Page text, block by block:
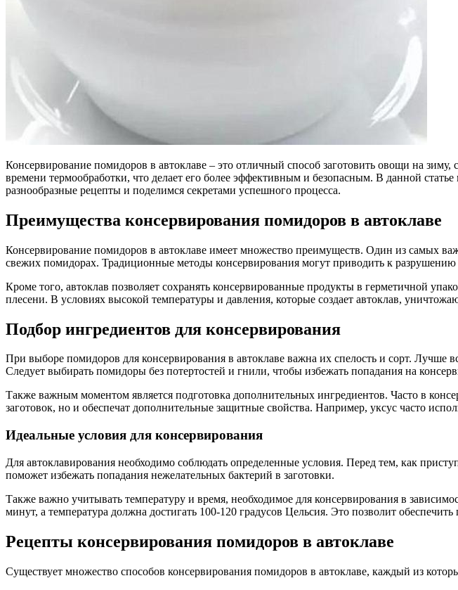
Консервирование помидоров в автоклаве – это отличный способ заготовить овощи на
времени термообработки, что делает его более эффективным и безопасным. В данной
разнообразные рецепты и поделимся секретами успешного процесса.
Преимущества консервирования помидоров в автоклаве
Консервирование помидоров в автоклаве имеет множество преимуществ. Один из самых
свежих помидорах. Традиционные методы консервирования могут приводить к
Кроме того, автоклав позволяет сохранять консервированные продукты в герметичной
плесени. В условиях высокой температуры и давления, которые создает автоклав,
Подбор ингредиентов для консервирования
При выборе помидоров для консервирования в автоклаве важна их спелость и сорт. Лучше
Следует выбирать помидоры без потертостей и гнили, чтобы избежать попадания на
Также важным моментом является подготовка дополнительных ингредиентов. Часто в
заготовок, но и обеспечат дополнительные защитные свойства. Например, уксус часто
Идеальные условия для консервирования
Для автоклавирования необходимо соблюдать определенные условия. Перед тем, как
поможет избежать попадания нежелательных бактерий в заготовки.
Также важно учитывать температуру и время, необходимое для консервирования в
минут, а температура должна достигать 100-120 градусов Цельсия. Это позволит
Рецепты консервирования помидоров в автоклаве
Существует множество способов консервирования помидоров в автоклаве, каждый из